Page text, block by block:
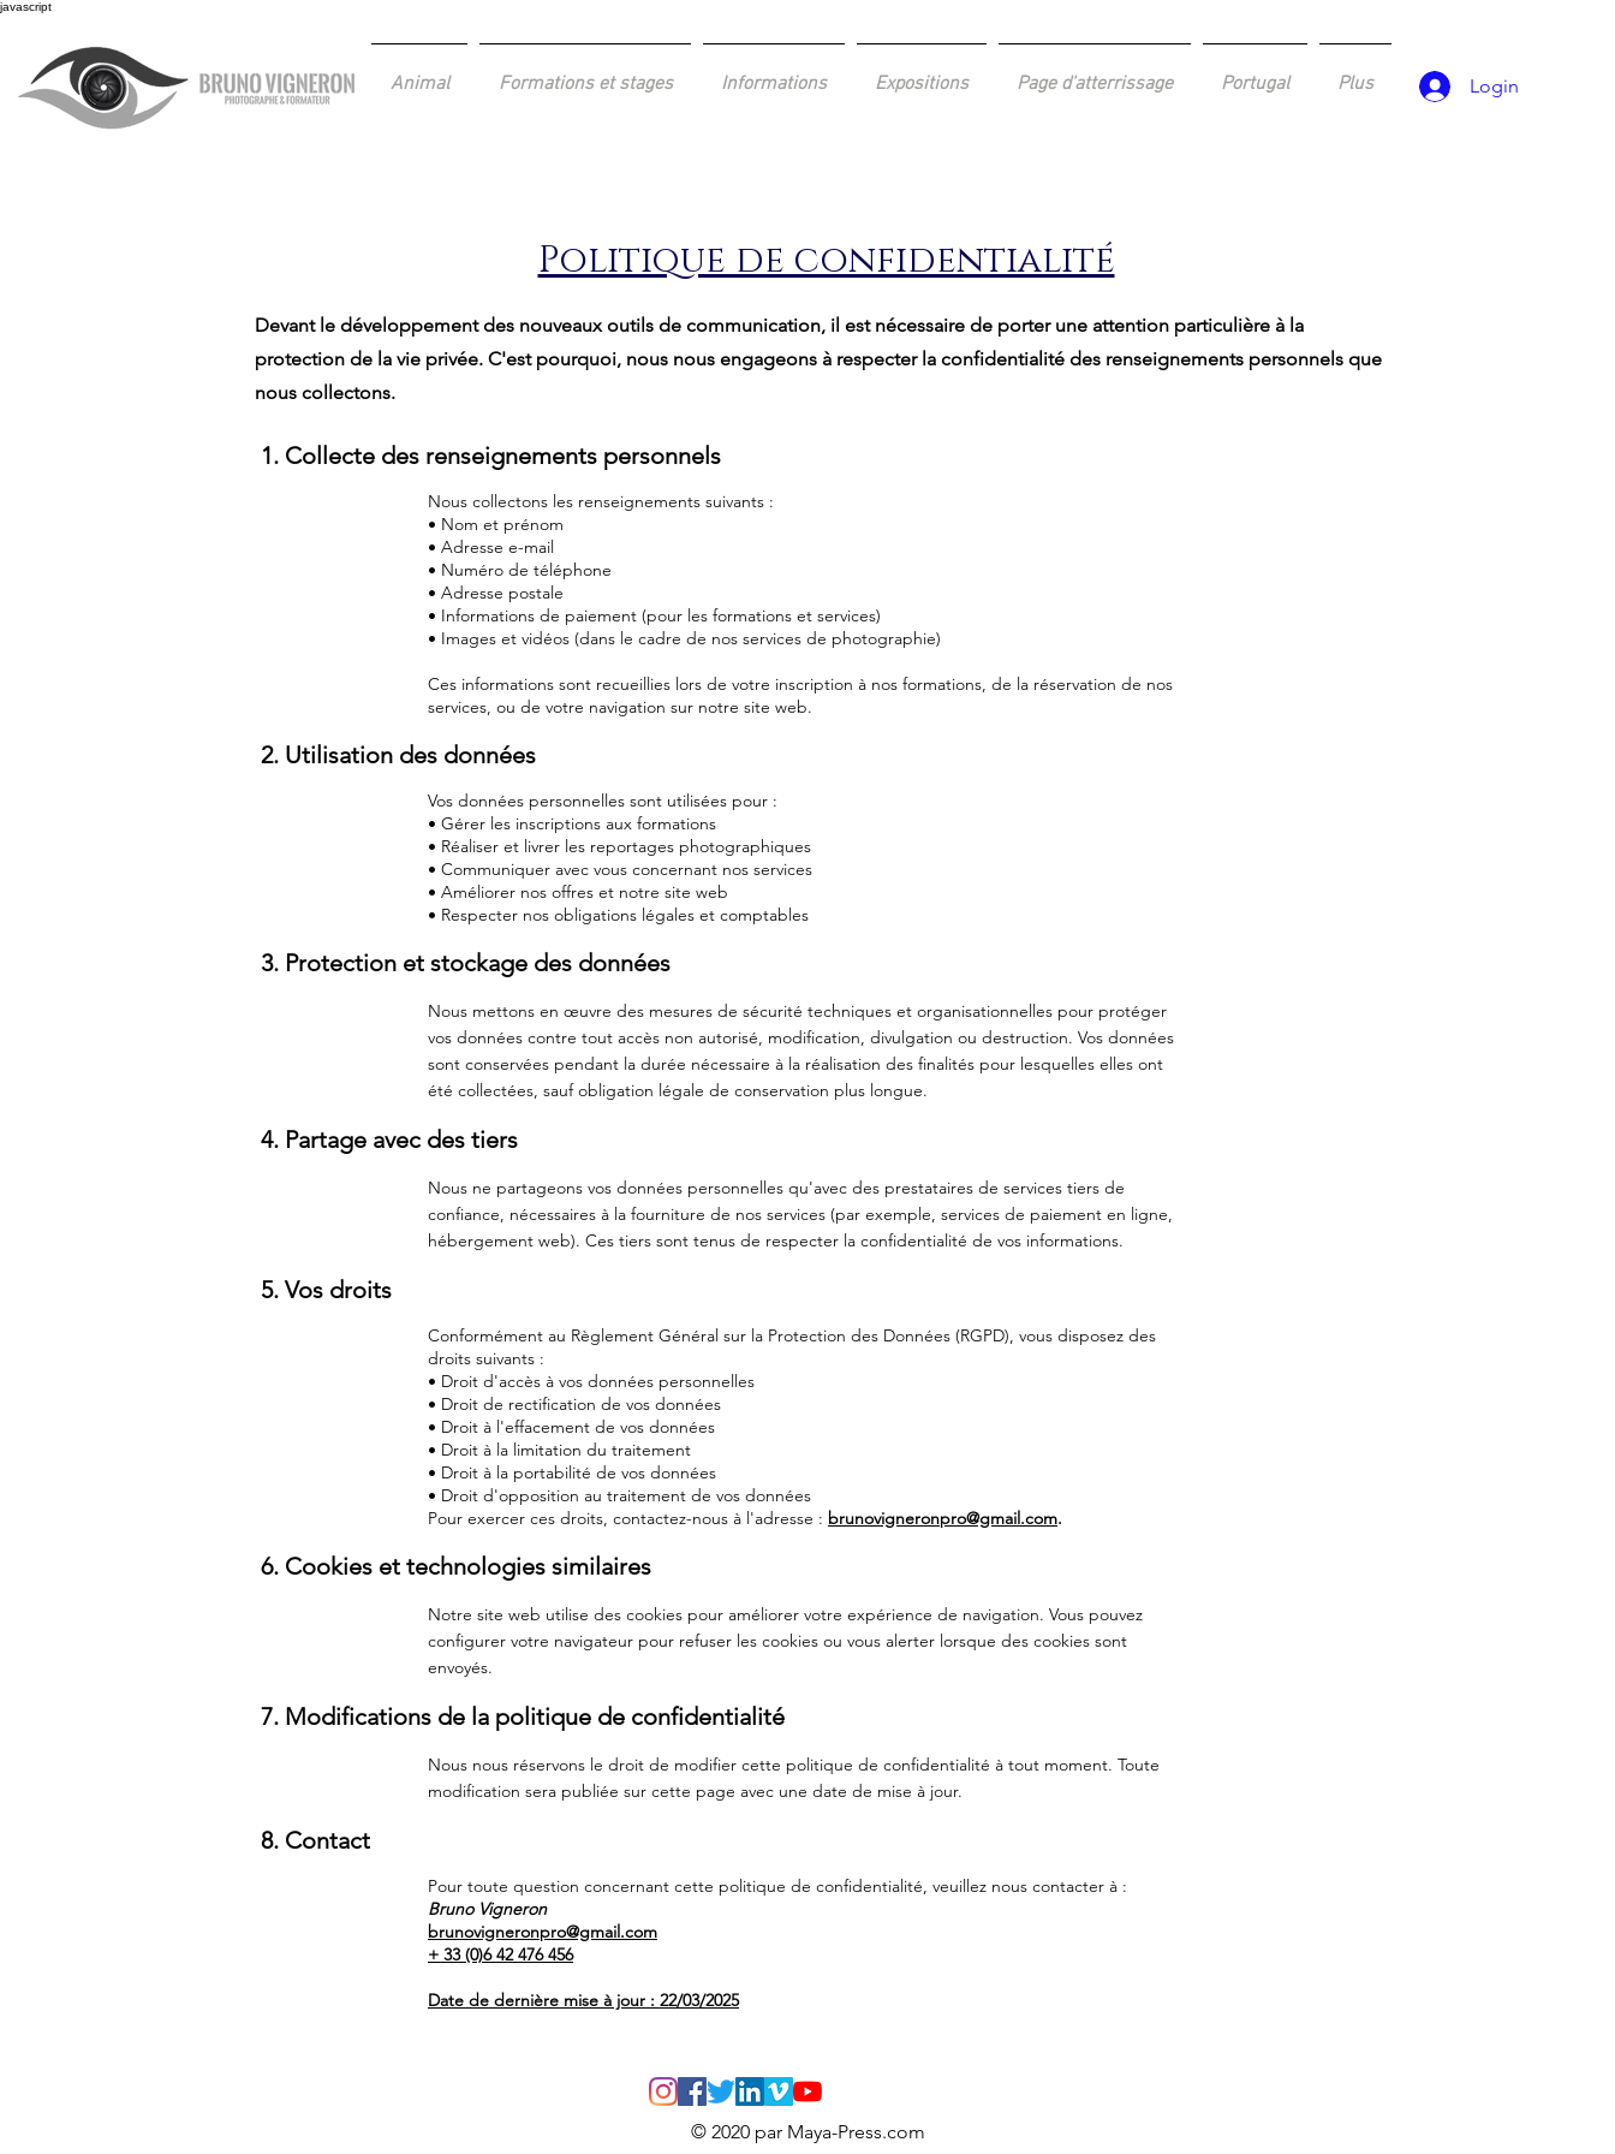
javascript
Animal Formations et stages Informations Expositions Page d'atterrissage Portugal Plus Login
Politique de confidentialité
Devant le développement des nouveaux outils de communication, il est nécessaire de porter une attention particulière à la
protection de la vie privée. C'est pourquoi, nous nous engageons à respecter la confidentialité des renseignements personnels que
nous collectons.
1. Collecte des renseignements personnels
Nous collectons les renseignements suivants :
• Nom et prénom
• Adresse e-mail
• Numéro de téléphone
• Adresse postale
• Informations de paiement (pour les formations et services)
• Images et vidéos (dans le cadre de nos services de photographie)
Ces informations sont recueillies lors de votre inscription à nos formations, de la réservation de nos
services, ou de votre navigation sur notre site web.
2. Utilisation des données
Vos données personnelles sont utilisées pour :
• Gérer les inscriptions aux formations
• Réaliser et livrer les reportages photographiques
• Communiquer avec vous concernant nos services
• Améliorer nos offres et notre site web
• Respecter nos obligations légales et comptables
3. Protection et stockage des données
Nous mettons en œuvre des mesures de sécurité techniques et organisationnelles pour protéger
vos données contre tout accès non autorisé, modification, divulgation ou destruction. Vos données
sont conservées pendant la durée nécessaire à la réalisation des finalités pour lesquelles elles ont
été collectées, sauf obligation légale de conservation plus longue.
4. Partage avec des tiers
Nous ne partageons vos données personnelles qu'avec des prestataires de services tiers de
confiance, nécessaires à la fourniture de nos services (par exemple, services de paiement en ligne,
hébergement web). Ces tiers sont tenus de respecter la confidentialité de vos informations.
5. Vos droits
Conformément au Règlement Général sur la Protection des Données (RGPD), vous disposez des
droits suivants :
• Droit d'accès à vos données personnelles
• Droit de rectification de vos données
• Droit à l'effacement de vos données
• Droit à la limitation du traitement
• Droit à la portabilité de vos données
• Droit d'opposition au traitement de vos données
Pour exercer ces droits, contactez-nous à l'adresse : brunovigneronpro@gmail.com.
6. Cookies et technologies similaires
Notre site web utilise des cookies pour améliorer votre expérience de navigation. Vous pouvez
configurer votre navigateur pour refuser les cookies ou vous alerter lorsque des cookies sont
envoyés.
7. Modifications de la politique de confidentialité
Nous nous réservons le droit de modifier cette politique de confidentialité à tout moment. Toute
modification sera publiée sur cette page avec une date de mise à jour.
8. Contact
Pour toute question concernant cette politique de confidentialité, veuillez nous contacter à :
Bruno Vigneron
brunovigneronpro@gmail.com
+ 33 (0)6 42 476 456
Date de dernière mise à jour : 22/03/2025
© 2020 par Maya-Press.com